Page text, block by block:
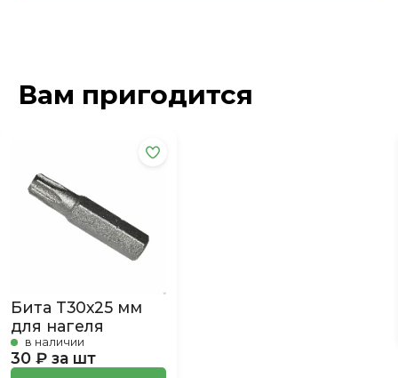
Вам пригодится
Бита Т30х25 мм
для нагеля
в наличии
30 ₽ за шт